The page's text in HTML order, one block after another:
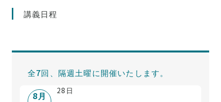
講義日程
全7回、隔週土曜に開催いたします。
8月 28 日